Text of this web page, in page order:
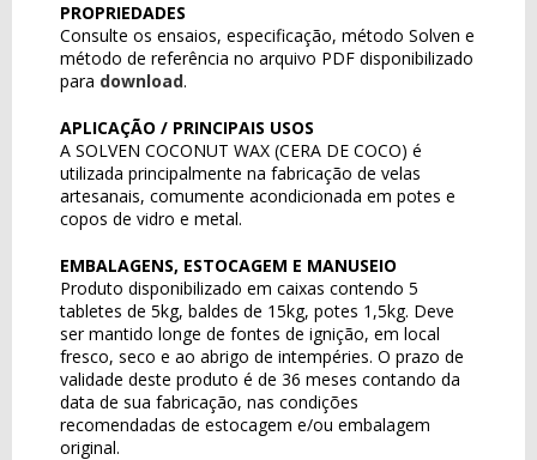
PROPRIEDADES
Consulte os ensaios, especificação, método Solven e
método de referência no arquivo PDF disponibilizado
para download.
APLICAÇÃO / PRINCIPAIS USOS
A SOLVEN COCONUT WAX (CERA DE COCO) é
utilizada principalmente na fabricação de velas
artesanais, comumente acondicionada em potes e
copos de vidro e metal.
EMBALAGENS, ESTOCAGEM E MANUSEIO
Produto disponibilizado em caixas contendo 5
tabletes de 5kg, baldes de 15kg, potes 1,5kg. Deve
ser mantido longe de fontes de ignição, em local
fresco, seco e ao abrigo de intempéries. O prazo de
validade deste produto é de 36 meses contando da
data de sua fabricação, nas condições
recomendadas de estocagem e/ou embalagem
original.